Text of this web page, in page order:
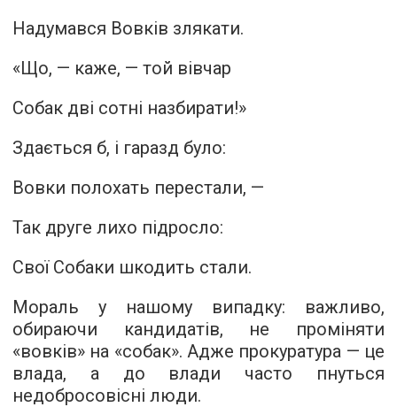
Надумався Вовків злякати.
«Що, — каже, — той вівчар
Собак дві сотні назбирати!»
Здається б, і гаразд було:
Вовки полохать перестали, —
Так друге лихо підросло:
Свої Собаки шкодить стали.
Мораль у нашому випадку: важливо,
обираючи кандидатів, не проміняти
«вовків» на «собак». Адже прокуратура — це
влада, а до влади часто пнуться
недобросовісні люди.